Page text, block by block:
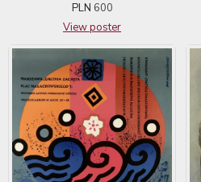
PLN 600
View poster